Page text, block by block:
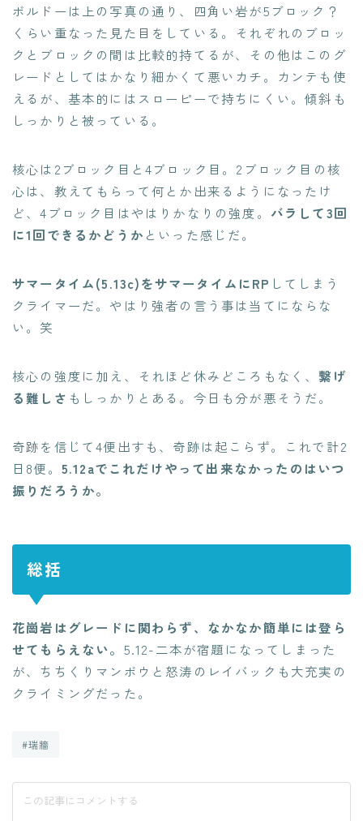
ボルドーは上の写真の通り、四角い岩が5ブロック？
くらい重なった見た目をしている。それぞれのブロッ
クとブロックの間は比較的持てるが、その他はこのグ
レードとしてはかなり細かくて悪いカチ。カンテも使
えるが、基本的にはスローピーで持ちにくい。傾斜も
しっかりと被っている。
核心は2ブロック目と4ブロック目。2ブロック目の核
心は、教えてもらって何とか出来るようになったけ
ど、4ブロック目はやはりかなりの強度。 バラして3回
に1回できるかどうか といった感じだ。
サマータイム(5.13c)をサマータイムにRP してしまう
クライマーだ。やはり強者の言う事は当てにならな
い。笑
核心の強度に加え、それほど休みどころもなく、繋げ
る難しさ もしっかりとある。今日も分が悪そうだ。
奇跡を信じて4便出すも、奇跡は起こらず。これで計2
日8便。 5.12aでこれだけやって出来なかったのはいつ
振りだろうか。
総括
花崗岩はグレードに関わらず、なかなか簡単には登ら
せてもらえない。 5.12-二本が宿題になってしまった
が、ちちくりマンボウと怒涛のレイバックも大充実の
クライミングだった。
#瑞牆